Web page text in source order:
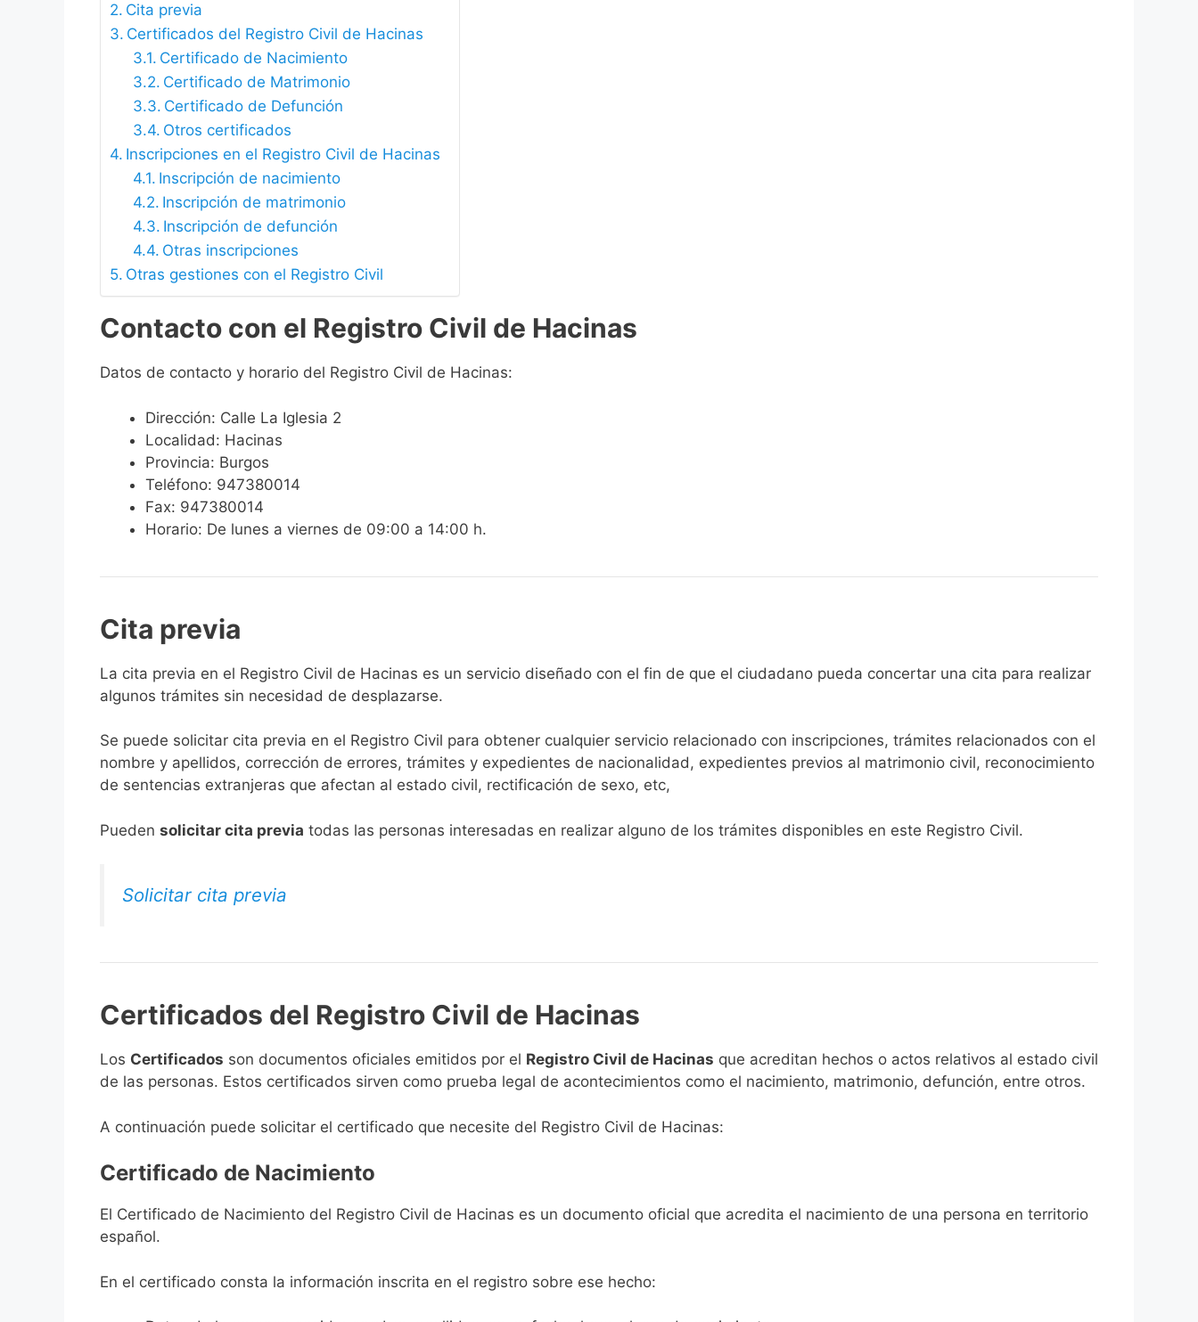
Cita previa
Certificados del Registro Civil de Hacinas
Certificado de Nacimiento
Certificado de Matrimonio
Certificado de Defunción
Otros certificados
Inscripciones en el Registro Civil de Hacinas
Inscripción de nacimiento
Inscripción de matrimonio
Inscripción de defunción
Otras inscripciones
Otras gestiones con el Registro Civil
Contacto con el Registro Civil de Hacinas
Datos de contacto y horario del Registro Civil de Hacinas:
Dirección: Calle La Iglesia 2
Localidad: Hacinas
Provincia: Burgos
Teléfono: 947380014
Fax: 947380014
Horario: De lunes a viernes de 09:00 a 14:00 h.
Cita previa
​​​​​​​​​​​​​​​​​​​​​​​​​​​​La cita previa en el Registro Civil de Hacinas es un servicio diseñado con el fin de que el ciudadano pueda concertar una cita para realizar
algunos trámites sin necesidad de desplazarse.​
Se puede solicitar cita previa en el Registro Civil para obtener cualquier servicio relacionado con inscripciones, trámites relacionados con el
nombre y apellidos, corrección de errores, trámites y expedientes de nacionalidad, expedientes previos al matrimonio civil, reconocimiento
de sentencias extranjeras que afectan al estado civil, rectificación de sexo, etc,
​Pueden solicitar cita previa todas las personas interesadas en realizar alguno de los trámites disponibles en este Registro Civil.​
Solicitar cita previa
Certificados del Registro Civil de Hacinas
Los Certificados son documentos oficiales emitidos por el Registro Civil de Hacinas que acreditan hechos o actos relativos al estado civil
de las personas. Estos certificados sirven como prueba legal de acontecimientos como el nacimiento, matrimonio, defunción, entre otros.
A continuación puede solicitar el certificado que necesite del Registro Civil de Hacinas:
Certificado de Nacimiento
El Certificado de Nacimiento del Registro Civil de Hacinas es un documento oficial que acredita el nacimiento de una persona en territorio
español.
En el certificado consta la información inscrita en el registro sobre ese hecho: